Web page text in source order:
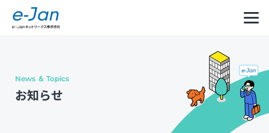
Company
Information
Message
from
News ＆ Topics
お知らせ